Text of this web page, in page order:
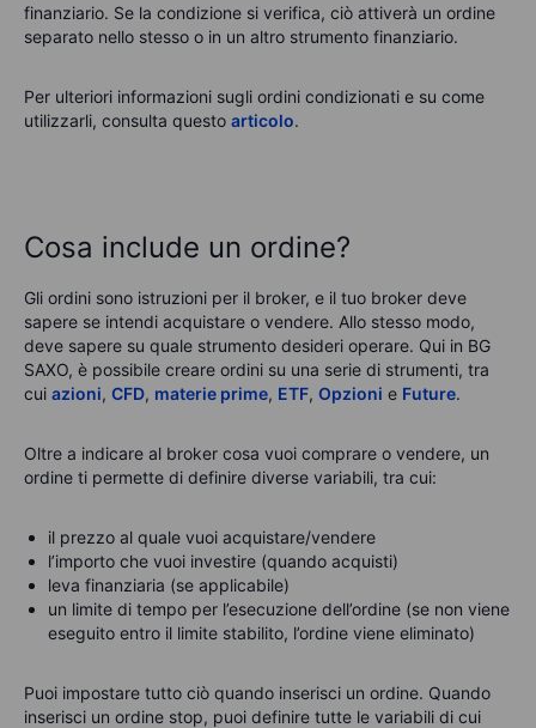
finanziario. Se la condizione si verifica, ciò attiverà un ordine
separato nello stesso o in un altro strumento finanziario.
Per ulteriori informazioni sugli ordini condizionati e su come
utilizzarli, consulta questo articolo.
Cosa include un ordine?
Gli ordini sono istruzioni per il broker, e il tuo broker deve
sapere se intendi acquistare o vendere. Allo stesso modo,
deve sapere su quale strumento desideri operare. Qui in BG
SAXO, è possibile creare ordini su una serie di strumenti, tra
cui azioni, CFD, materie prime, ETF, Opzioni e Future.
Oltre a indicare al broker cosa vuoi comprare o vendere, un
ordine ti permette di definire diverse variabili, tra cui:
il prezzo al quale vuoi acquistare/vendere
l’importo che vuoi investire (quando acquisti)
leva finanziaria (se applicabile)
un limite di tempo per l’esecuzione dell’ordine (se non viene
eseguito entro il limite stabilito, l’ordine viene eliminato)
Puoi impostare tutto ciò quando inserisci un ordine. Quando
inserisci un ordine stop, puoi definire tutte le variabili di cui